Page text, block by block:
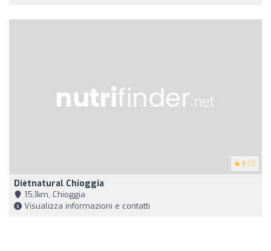
5 (3)
Diètnatural Chioggia
15,1km, Chioggia
Visualizza informazioni e contatti